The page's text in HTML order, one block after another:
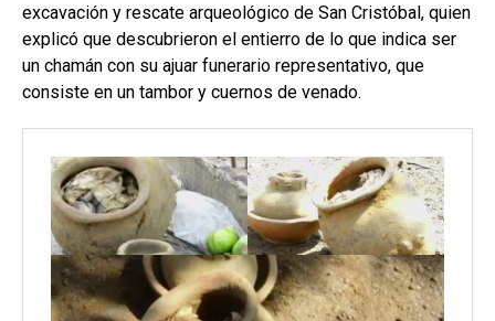
excavación y rescate arqueológico de San Cristóbal, quien
explicó que descubrieron el entierro de lo que indica ser
un chamán con su ajuar funerario representativo, que
consiste en un tambor y cuernos de venado.